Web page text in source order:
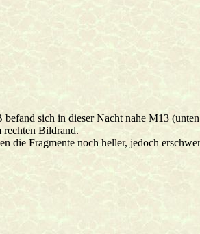
befand sich in dieser Nacht nahe M13
rechten Bildrand.
die Fragmente noch heller, jedoch